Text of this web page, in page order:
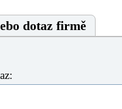
dotaz firmě